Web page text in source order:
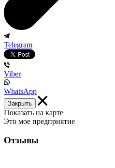
Telegram
Viber
WhatsApp
Закрыть
Показать на карте
Это мое предприятие
Отзывы